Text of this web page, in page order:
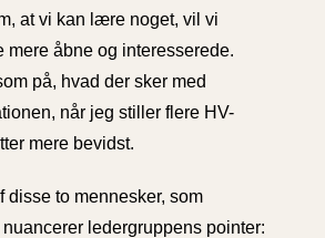
at vi kan lære noget, vil vi
åbne og interesserede.
på, hvad der sker med
når jeg stiller flere HV-
mere bevidst.
disse to mennesker, som
ledergruppens pointer: